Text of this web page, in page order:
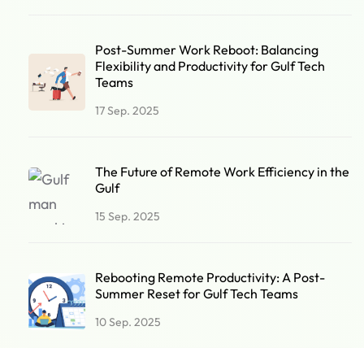
Post-Summer Work Reboot: Balancing
Flexibility and Productivity for Gulf Tech
Teams
17 Sep. 2025
The Future of Remote Work Efficiency in the
Gulf
15 Sep. 2025
Rebooting Remote Productivity: A Post-
Summer Reset for Gulf Tech Teams
10 Sep. 2025